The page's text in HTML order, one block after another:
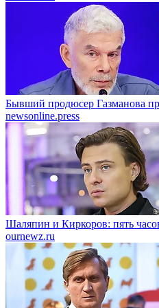
Бывший продюсер Газманова
newsonline.press
Шаляпин и Киркоров: пять
ournewz.ru